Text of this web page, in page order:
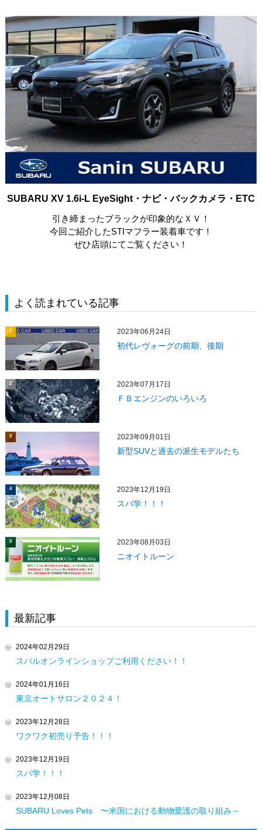
SUBARU XV 1.6i-L EyeSight・ナビ・バックカメラ・ETC
引き締まったブラックが印象的なＸＶ！
今回ご紹介したSTIマフラー装着車です！
ぜひ店頭にてご覧ください！
よく読まれている記事
1 2023年06月24日
初代レヴォーグの前期、後期
2 2023年07月17日
ＦＢエンジンのいろいろ
3 2023年09月01日
新型SUVと過去の派生モデルたち
4 2023年12月19日
スバ学！！！
5 2023年08月03日
ニオイトルーン
最新記事
2024年02月29日
スバルオンラインショップご利用ください！！
2024年01月16日
東京オートサロン２０２４！
2023年12月28日
ワクワク初売り予告！！！
2023年12月19日
スバ学！！！
2023年12月08日
SUBARU Loves Pets 〜米国における動物愛護の取り組み～